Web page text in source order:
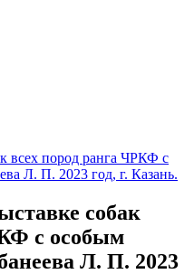
всех пород ранга ЧРКФ с
Л. П. 2023 год, г. Казань.
собак
с особым
Л. П. 2023